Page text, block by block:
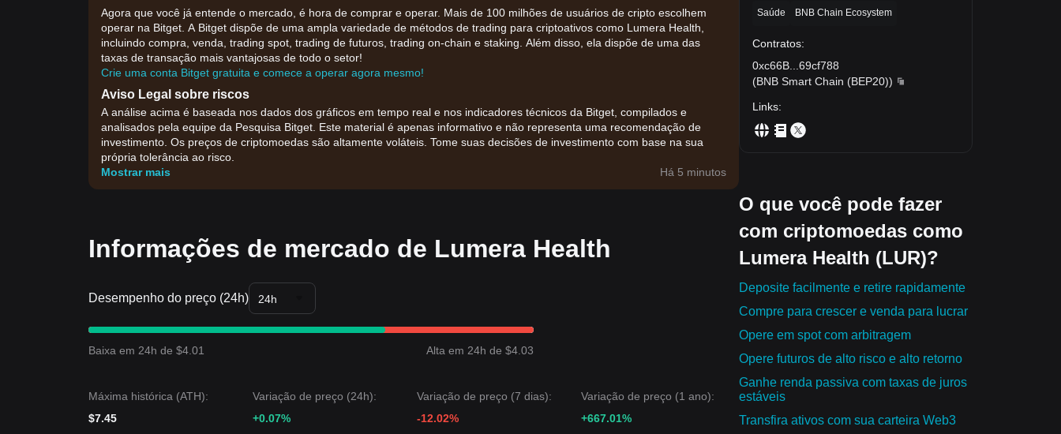
Agora que você já entende o mercado, é hora de comprar e operar. Mais de 100 milhões de usuários de cripto escolhem
operar na Bitget. A Bitget dispõe de uma ampla variedade de métodos de trading para criptoativos como Lumera Health,
incluindo compra, venda, trading spot, trading de futuros, trading on-chain e staking. Além disso, ela dispõe de uma das
taxas de transação mais vantajosas de todo o setor!
Crie uma conta Bitget gratuita e comece a operar agora mesmo!
Aviso Legal sobre riscos
A análise acima é baseada nos dados dos gráficos em tempo real e nos indicadores técnicos da Bitget, compilados e
analisados pela equipe da Pesquisa Bitget. Este material é apenas informativo e não representa uma recomendação de
investimento. Os preços de criptomoedas são altamente voláteis. Tome suas decisões de investimento com base na sua
própria tolerância ao risco.
Mostrar mais
Há 5 minutos
Informações de mercado de Lumera Health
Desempenho do preço (24h) 24h
Baixa em 24h de $4.01 Alta em 24h de $4.03
Máxima histórica (ATH):
$7.45
Variação de preço (24h):
+0.07%
Variação de preço (7 dias):
-12.02%
Variação de preço (1 ano):
+667.01%
Saúde BNB Chain Ecosystem
Contratos:
0xc66B
69cf788
(BNB Smart Chain (BEP20))
Links:
O que você pode fazer
com criptomoedas como
Lumera Health (LUR)?
Deposite facilmente e retire rapidamente
Compre para crescer e venda para lucrar
Opere em spot com arbitragem
Opere futuros de alto risco e alto retorno
Ganhe renda passiva com taxas de juros
estáveis
Transfira ativos com sua carteira Web3